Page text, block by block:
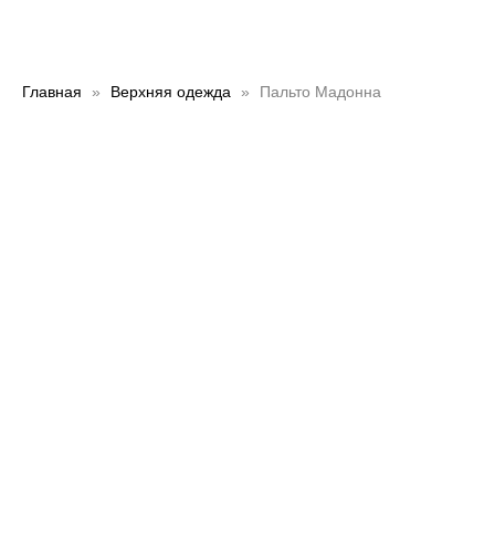
Главная Верхняя одежда Пальто Мадонна